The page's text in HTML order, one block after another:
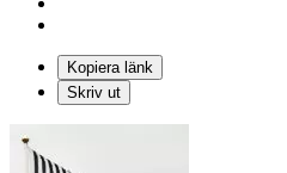
Kopiera länk
Skriv ut